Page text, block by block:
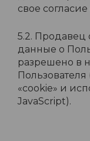
свое
5.2. Продавец
данные о
разрешено в
«cookie» и
JavaScript).